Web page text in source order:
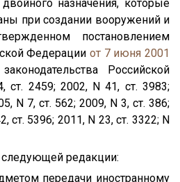
назначения, которые
при создании вооружений и
постановлением
Федерации от 7 июня 2001
Российской
ст. 2459; 2002, N 41, ст. 3983;
N 7, ст. 562; 2009, N 3, ст. 386;
ст. 5396; 2011, N 23, ст. 3322; N
следующей редакции:
передачи иностранному